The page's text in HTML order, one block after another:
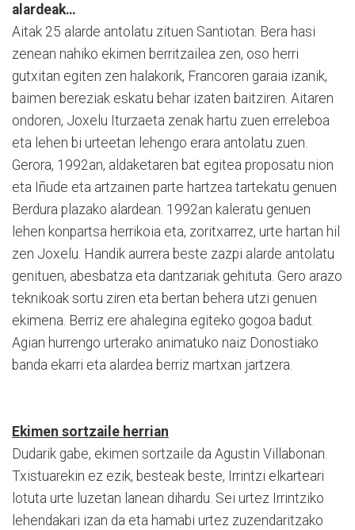
alardeak…
Aitak 25 alarde antolatu zituen Santiotan. Bera hasi
zenean nahiko ekimen berritzailea zen, oso herri
gutxitan egiten zen halakorik, Francoren garaia izanik,
baimen bereziak eskatu behar izaten baitziren. Aitaren
ondoren, Joxelu Iturzaeta zenak hartu zuen erreleboa
eta lehen bi urteetan lehengo erara antolatu zuen.
Gerora, 1992an, aldaketaren bat egitea proposatu nion
eta Iñude eta artzainen parte hartzea tartekatu genuen
Berdura plazako alardean. 1992an kaleratu genuen
lehen konpartsa herrikoia eta, zoritxarrez, urte hartan hil
zen Joxelu. Handik aurrera beste zazpi alarde antolatu
genituen, abesbatza eta dantzariak gehituta. Gero arazo
teknikoak sortu ziren eta bertan behera utzi genuen
ekimena. Berriz ere ahalegina egiteko gogoa badut.
Agian hurrengo urterako animatuko naiz Donostiako
banda ekarri eta alardea berriz martxan jartzera.
Ekimen sortzaile herrian
Dudarik gabe, ekimen sortzaile da Agustin Villabonan.
Txistuarekin ez ezik, besteak beste, Irrintzi elkarteari
lotuta urte luzetan lanean dihardu. Sei urtez Irrintziko
lehendakari izan da eta hamabi urtez zuzendaritzako